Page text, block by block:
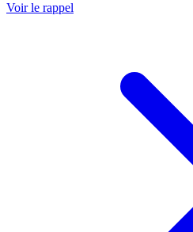
Voir le rappel